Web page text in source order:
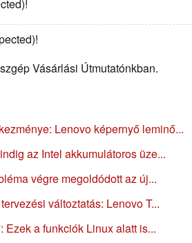
Vásárlási Útmutatónkban.
Lenovo képernyő leminő...
az Intel akkumulátoros üze...
végre megoldódott az új...
változtatás: Lenovo T...
Ezek a funkciók Linux alatt is...